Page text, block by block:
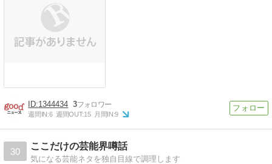
1344434 3
週間IN:6 週間OUT:15 月間IN:9
30
ここだけの芸能界噂話
気になる芸能ネタを独自目線で調理します